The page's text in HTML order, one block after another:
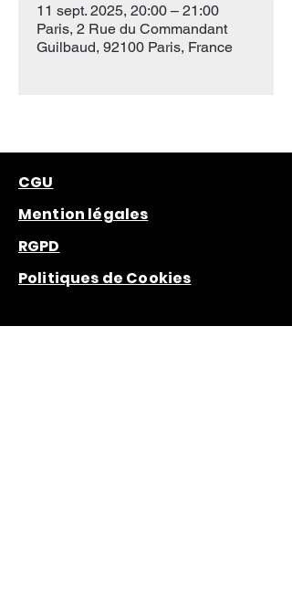
11 sept. 2025, 20:00 – 21:00
Paris, 2 Rue du Commandant
Guilbaud, 92100 Paris, France
CGU
Mention légales
RGPD
Politiques de Cookies